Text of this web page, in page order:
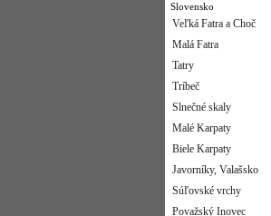
Slovensko
Veľká Fatra a Choč
Malá Fatra
Tatry
Tríbeč
Slnečné skaly
Malé Karpaty
Biele Karpaty
Javorníky, Valašsko
Súľovské vrchy
Považský Inovec